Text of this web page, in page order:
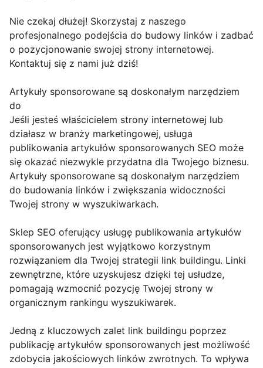
Nie czekaj dłużej! Skorzystaj z naszego
profesjonalnego podejścia do budowy linków i zadbać
o pozycjonowanie swojej strony internetowej.
Kontaktuj się z nami już dziś!
Artykuły sponsorowane są doskonałym narzędziem
do
Jeśli jesteś właścicielem strony internetowej lub
działasz w branży marketingowej, usługa
publikowania artykułów sponsorowanych SEO może
się okazać niezwykle przydatna dla Twojego biznesu.
Artykuły sponsorowane są doskonałym narzędziem
do budowania linków i zwiększania widoczności
Twojej strony w wyszukiwarkach.
Sklep SEO oferujący usługę publikowania artykułów
sponsorowanych jest wyjątkowo korzystnym
rozwiązaniem dla Twojej strategii link buildingu. Linki
zewnętrzne, które uzyskujesz dzięki tej usłudze,
pomagają wzmocnić pozycję Twojej strony w
organicznym rankingu wyszukiwarek.
Jedną z kluczowych zalet link buildingu poprzez
publikację artykułów sponsorowanych jest możliwość
zdobycia jakościowych linków zwrotnych. To wpływa